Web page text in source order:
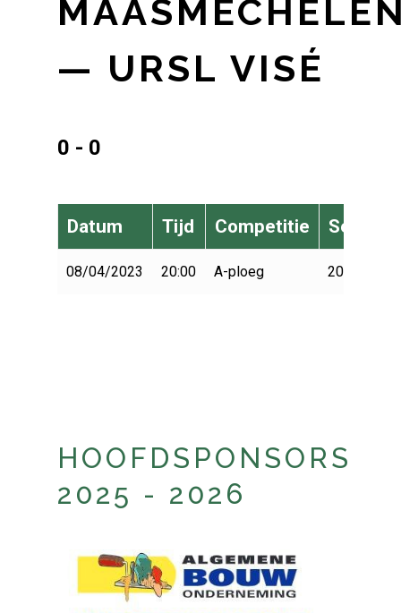
— URSL VISÉ
0 - 0
Datum Tijd Competitie Seizoen
08/04/2023 20:00 A-ploeg 2022-2023
HOOFDSPONSORS
2025 - 2026